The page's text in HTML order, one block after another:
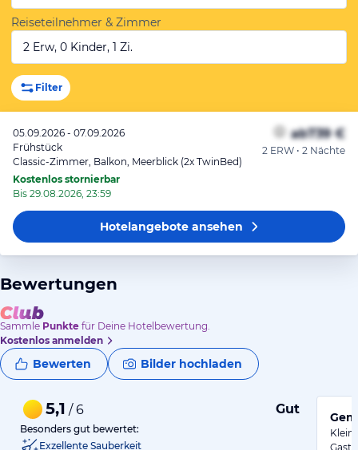
Reiseteilnehmer & Zimmer
2 Erw, 0 Kinder, 1 Zi.
Filter
05.09.2026 - 07.09.2026
Frühstück
Classic-Zimmer, Balkon, Meerblick (2x TwinBed)
Kostenlos stornierbar
Bis 29.08.2026, 23:59
ab739 €
2 ERW • 2 Nächte
Hotelangeboteansehen
Bewertungen
Sammle Punkte für Deine Hotelbewertung.
Kostenlos anmelden
Bewerten Bilder hochladen
5,1 / 6 Gut
Besonders gut bewertet:
Exzellente Sauberkeit